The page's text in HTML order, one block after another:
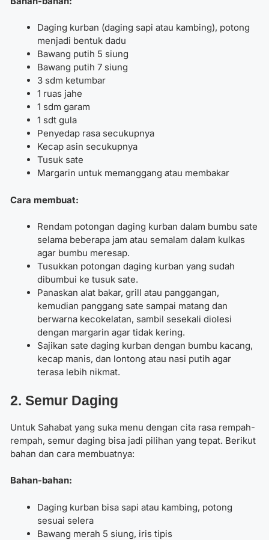
Daging kurban (daging sapi atau kambing), potong
menjadi bentuk dadu
Bawang putih 5 siung
Bawang putih 7 siung
3 sdm ketumbar
1 ruas jahe
1 sdm garam
1 sdt gula
Penyedap rasa secukupnya
Kecap asin secukupnya
Tusuk sate
Margarin untuk memanggang atau membakar
Cara membuat:
Rendam potongan daging kurban dalam bumbu sate
selama beberapa jam atau semalam dalam kulkas
agar bumbu meresap.
Tusukkan potongan daging kurban yang sudah
dibumbui ke tusuk sate.
Panaskan alat bakar, grill atau panggangan,
kemudian panggang sate sampai matang dan
berwarna kecokelatan, sambil sesekali diolesi
dengan margarin agar tidak kering.
Sajikan sate daging kurban dengan bumbu kacang,
kecap manis, dan lontong atau nasi putih agar
terasa lebih nikmat.
2. Semur Daging
Untuk Sahabat yang suka menu dengan cita rasa rempah-
rempah, semur daging bisa jadi pilihan yang tepat. Berikut
bahan dan cara membuatnya:
Bahan-bahan:
Daging kurban bisa sapi atau kambing, potong
sesuai selera
Bawang merah 5 siung, iris tipis